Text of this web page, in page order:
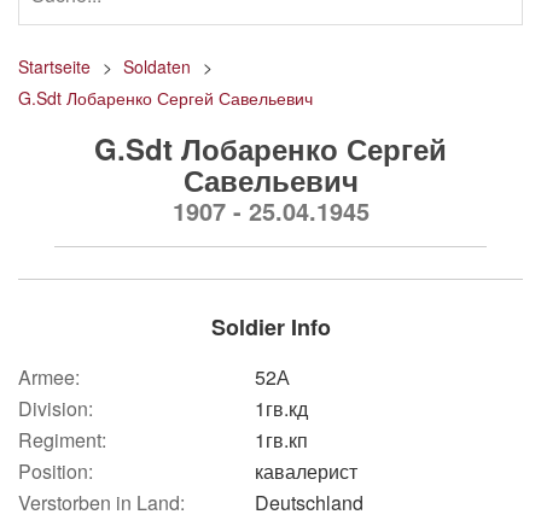
Startseite
Soldaten
G.Sdt Лобаренко Сергей Савельевич
G.Sdt Лобаренко Сергей
Савельевич
1907 - 25.04.1945
Soldier Info
Armee:
52А
Division:
1гв.кд
Regiment:
1гв.кп
Position:
кавалерист
Verstorben in Land:
Deutschland